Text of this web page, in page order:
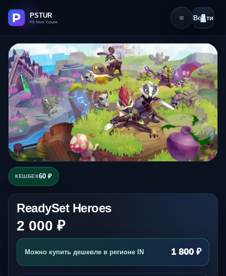
Войти
КЕШБЕК60 ₽
ReadySet Heroes
2 000 ₽
Можно купить дешевле в регионе IN 1 800 ₽